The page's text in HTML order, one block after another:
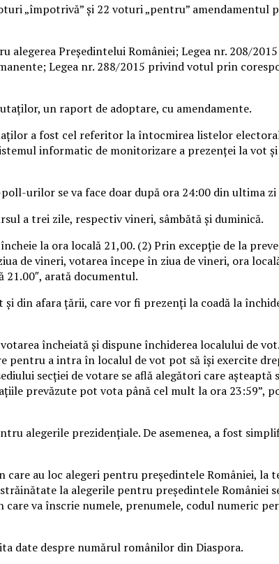
„împotrivă” şi 22 voturi „pentru”
Preşedintelui României; Legea nr. 208/
Legea nr. 288/2015 privind votul prin
un raport de adoptare, cu amendamente.
a fost cel referitor la întocmirea listelor
informatic de monitorizare a prezenţei la vot
urilor se va face doar după ora 24:00 din ultima
a trei zile, respectiv vineri, sâmbătă şi duminică.
la ora locală 21,00. (2) Prin excepţie de la
de vineri, votarea începe în ziua de vineri, ora
21.00″, arată documentul.
din afara ţării, care vor fi prezenţi la coadă la
încheiată şi dispune închiderea localului de
pentru a intra în localul de vot pot să îşi exercite
secţiei de votare se află alegători care
prevăzute pot vota până cel mult la ora 23:59”,
alegerile prezidenţiale. De asemenea, a fost
au loc alegeri pentru preşedintele României, la
la alegerile pentru preşedintele
va înscrie numele, prenumele, codul numeric
date despre numărul românilor din Diaspora.